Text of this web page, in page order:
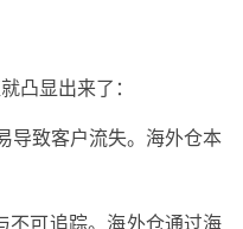
凸显出来了：
导致客户流失。海外仓本
不可追踪。海外仓通过海